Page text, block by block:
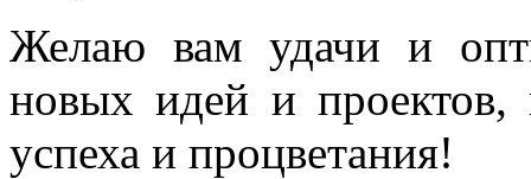
Желаю вам удачи и
новых идей и проектов,
успеха и процветания!